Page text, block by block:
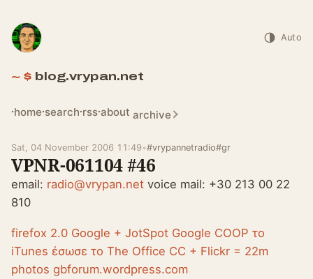
blog.vrypan.net
home search rss about archive
Auto
Sat, 04 November 2006 11:49•#vrypannetradio#gr
VPNR-061104 #46
email: radio@vrypan.net voice mail: +30 213 00 22
810
firefox 2.0 Google + JotSpot Google COOP το
iTunes έσωσε το The Office CC + Flickr = 22m
photos gbforum.wordpress.com